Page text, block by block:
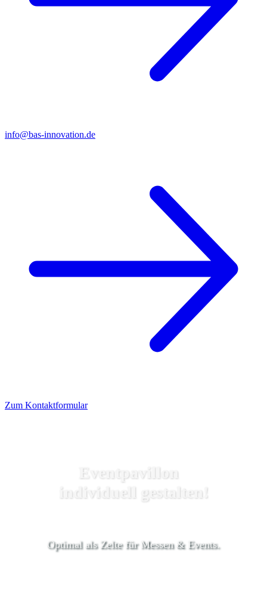
info@bas-innovation.de
Zum Kontaktformular
Eventpavillon
individuell gestalten!
Optimal als Zelte für Messen & Events.